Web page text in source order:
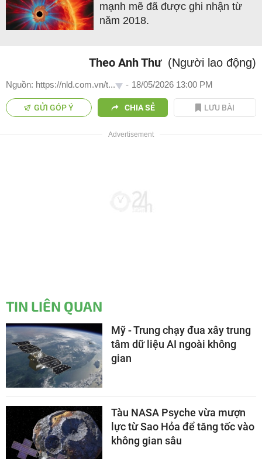
mạnh mẽ đã được ghi nhận từ
năm 2018.
Theo Anh Thư (Người lao động)
Nguồn: https://nld.com.vn/t... - 18/05/2026 13:00 PM
GỬI GÓP Ý CHIA SẺ LƯU BÀI
TIN LIÊN QUAN
Mỹ - Trung chạy đua xây trung
tâm dữ liệu AI ngoài không
gian
Tàu NASA Psyche vừa mượn
lực từ Sao Hỏa để tăng tốc vào
không gian sâu